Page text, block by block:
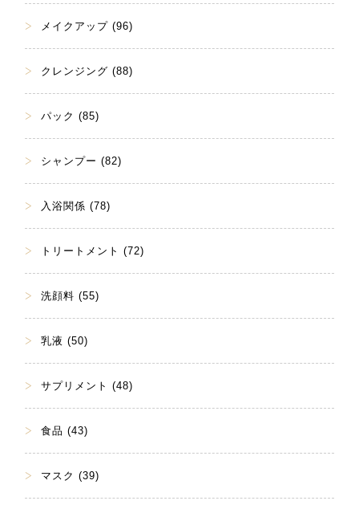
メイクアップ (96)
クレンジング (88)
パック (85)
シャンプー (82)
入浴関係 (78)
トリートメント (72)
洗顔料 (55)
乳液 (50)
サプリメント (48)
食品 (43)
マスク (39)